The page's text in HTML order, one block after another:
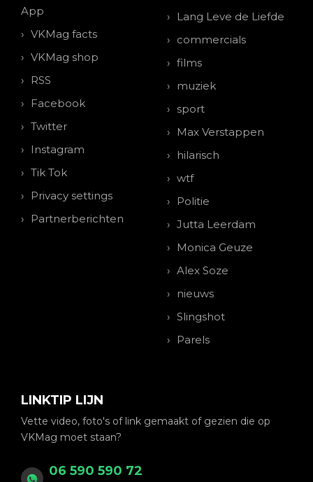
App
VKMag facts
VKMag shop
RSS
Facebook
Twitter
Instagram
Tik Tok
Privacy settings
Partnerberichten
Lang Leve de Liefde
commercials
films
muziek
sport
Max Verstappen
hilarisch
wtf
Politie
Jutta Leerdam
Monica Geuze
Alex Soze
nieuws
Slingshot
Parels
LINKTIP LIJN
Vette video, foto's of link gemaakt of gezien die op
VKMag moet staan?
06 590 590 72